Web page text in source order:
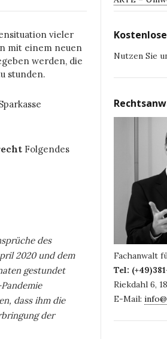
vieler
mit einem neuen
werden, die
stunden.
Folgendes
des
2020 und dem
gestundet
dass ihm die
der
Nutzen Sie
Fachanwalt
Tel:
Riekdahl 6,
E-Mail: